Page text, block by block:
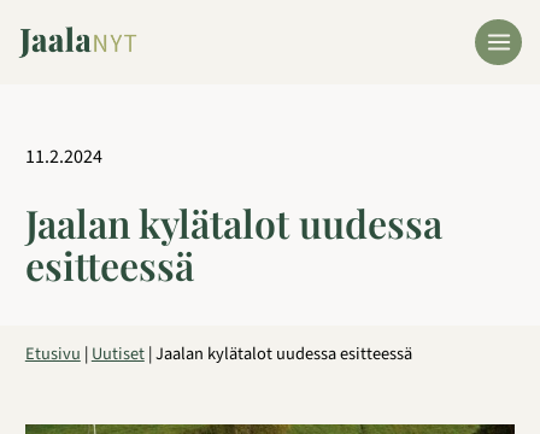
sisältöön
11.2.2024
Jaalan kylätalot uudessa
esitteessä
Etusivu|Uutiset|Jaalan kylätalot uudessa esitteessä